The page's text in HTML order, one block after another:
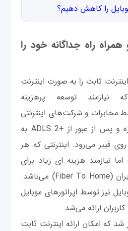
را کاهش دهیم؟
همراه راه جداگانه خود را
ثابت را به صورت اینترنت
نیازمند توسعه پرهزینه
مخابرات و شرکت‌های اینترنتی
بود. توسعه‌ای که امروزه و پس از عبور از +ADLS 2 به
فیبر می‌رود. اینترنتی که هر
نیازمند هزینه ای زیاد برای
کابل کشی به منزل کاربران (Fiber To Home) می‌باشد.
نیز توسط اپراتور‌های موبایل
ارائه می‌شد.
که امکان ارائه اینترنت ثابت